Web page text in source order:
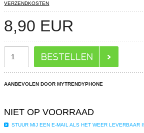
VERZENDKOSTEN
8,90 EUR
AANBEVOLEN DOOR MYTRENDYPHONE
NIET OP VOORRAAD
STUUR MIJ EEN E-MAIL ALS HET WEER LEVERBAAR